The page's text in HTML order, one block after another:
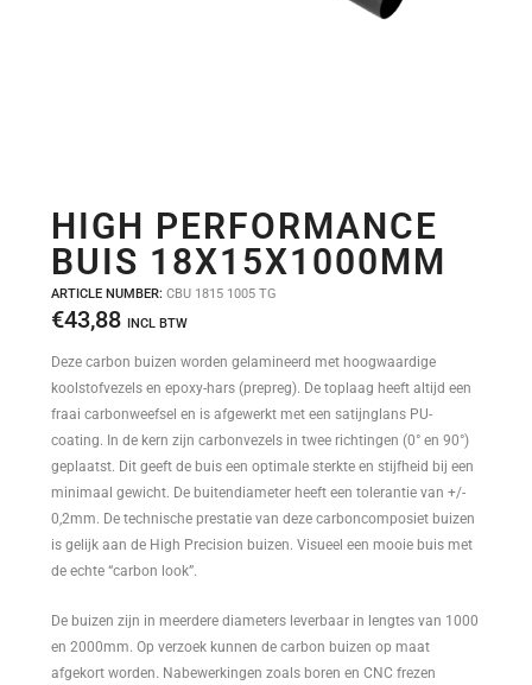
HIGH PERFORMANCE
BUIS 18X15X1000MM
ARTICLE NUMBER: CBU 1815 1005 TG
€43,88 INCL BTW
Deze carbon buizen worden gelamineerd met hoogwaardige
koolstofvezels en epoxy-hars (prepreg). De toplaag heeft altijd een
fraai carbonweefsel en is afgewerkt met een satijnglans PU-
coating. In de kern zijn carbonvezels in twee richtingen (0° en 90°)
geplaatst. Dit geeft de buis een optimale sterkte en stijfheid bij een
minimaal gewicht. De buitendiameter heeft een tolerantie van +/-
0,2mm. De technische prestatie van deze carboncomposiet buizen
is gelijk aan de High Precision buizen. Visueel een mooie buis met
de echte “carbon look”.
De buizen zijn in meerdere diameters leverbaar in lengtes van 1000
en 2000mm. Op verzoek kunnen de carbon buizen op maat
afgekort worden. Nabewerkingen zoals boren en CNC frezen